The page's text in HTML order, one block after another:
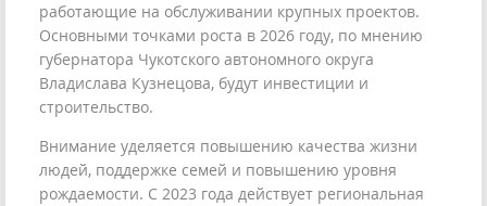
работающие на обслуживании крупных проектов.
Основными точками роста в 2026 году, по мнению
губернатора Чукотского автономного округа
Владислава Кузнецова, будут инвестиции и
строительство.
Внимание уделяется повышению качества жизни
людей, поддержке семей и повышению уровня
рождаемости. С 2023 года действует региональная